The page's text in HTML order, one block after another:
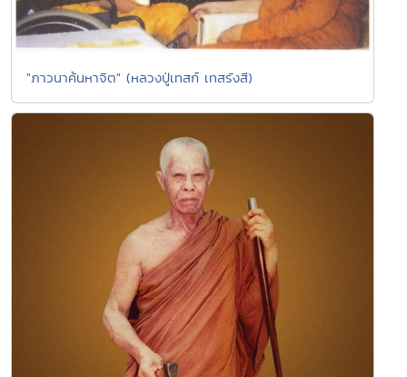
"ภาวนาค้นหาจิต" (หลวงปู่เทสก์ เทสรังสี)